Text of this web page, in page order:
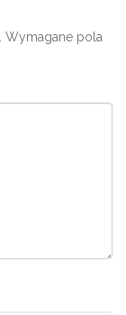
Wymagane pola